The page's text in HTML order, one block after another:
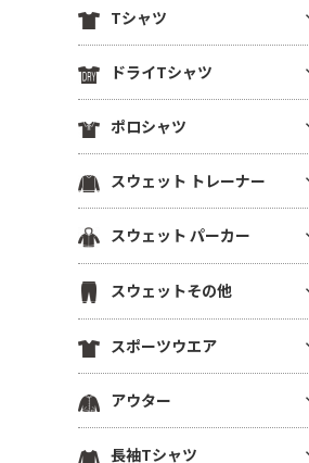
Tシャツ
定番無地Tシャツ
薄手Tシャツ(4.9oz以下)
中肉厚Tシャツ(5～5.5oz)
4oz)
VネックTシャツ
ポケットTシャツ
オーガニック・天然素材Tシャ
ツ
リサイクル素材Tシャツ
7分袖・5分袖（ハーフスリー
ドライTシャツ
定番無地ドライTシャツ
ドライTシャツ(半袖)
ドライTシャツ(長袖)
ドライノースリーブTシャツ
ドライTシャツその他
ポロシャツ
ドライポロシャツ(半袖)
ドライポロシャツ(長袖)
綿ポロシャツ(半袖)
綿ポロシャツ(長袖)
鹿の子ポロシャツ
ポケ無しポロシャツ
ポケ付きポロシャツ
ボタンダウンポロシャツ
スウェット トレーナー
薄手トレーナー(8.9oz以下)
中肉トレーナー(9～10.9oz)
厚手トレーナー(11oz～)
裏毛(裏パイル)トレーナー
裏起毛トレーナー
ドライスウェット トレーナー
ビッグシルエット トレーナー
スウェット パーカー
プルオーバーパーカー
ジップパーカー
薄手パーカー(8.9oz以下)
中肉パーカー(9～10.9oz)
厚手パーカー(11oz～)
裏毛(裏パイル)パーカー
スウェットその他
スウェットパンツ
スウェットショーツ
スウェットジャケット
スポーツウエア
スポーツウエア トップス(半袖)
スポーツウエア トップス(長袖)
スポーツウエア ノースリーブ
アウター
ブルゾン(裏地なし)
長袖Tシャツ